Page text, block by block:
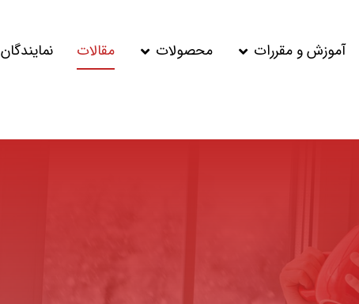
آموزش و مقررات محصولات مقالات نمایندگان